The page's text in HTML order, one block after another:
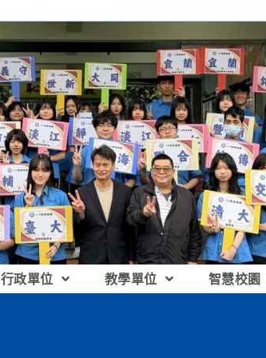
行政單位 教學單位 智慧校園